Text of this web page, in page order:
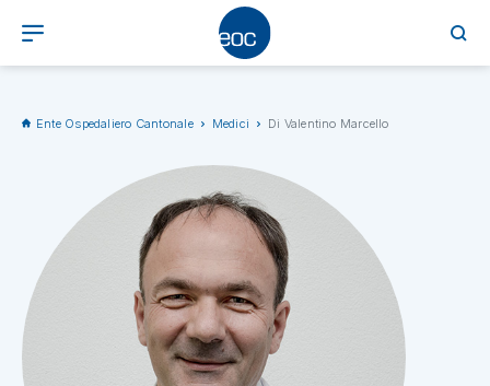
Ente Ospedaliero Cantonale Medici Di Valentino Marcello